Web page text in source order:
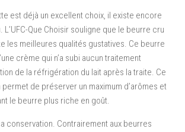
est déjà un excellent choix, il existe encore
L’UFC-Que Choisir souligne que le beurre cru
les meilleures qualités gustatives. Ce beurre
crème qui n’a subi aucun traitement
de la réfrigération du lait après la traite. Ce
de préserver un maximum d’arômes et
le beurre plus riche en goût.
conservation. Contrairement aux beurres